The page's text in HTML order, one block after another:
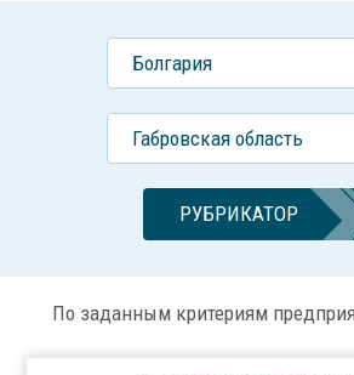
Болгария
Габровская область
РУБРИКАТОР
По заданным критериям